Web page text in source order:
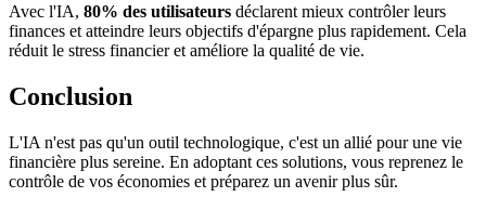
Avec l'IA, 80% des utilisateurs déclarent mieux contrôler leurs
finances et atteindre leurs objectifs d'épargne plus rapidement. Cela
réduit le stress financier et améliore la qualité de vie.
Conclusion
L'IA n'est pas qu'un outil technologique, c'est un allié pour une vie
financière plus sereine. En adoptant ces solutions, vous reprenez le
contrôle de vos économies et préparez un avenir plus sûr.